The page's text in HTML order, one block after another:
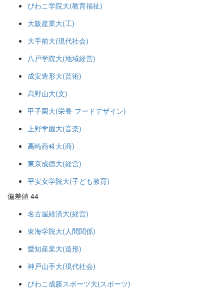
びわこ学院大(教育福祉)
大阪産業大(工)
大手前大(現代社会)
八戸学院大(地域経営)
成安造形大(芸術)
高野山大(文)
甲子園大(栄養-フードデザイン)
上野学園大(音楽)
高崎商科大(商)
東京成徳大(経営)
平安女学院大(子ども教育)
偏差値 44
名古屋経済大(経営)
東海学院大(人間関係)
愛知産業大(造形)
神戸山手大(現代社会)
びわこ成蹊スポーツ大(スポーツ)